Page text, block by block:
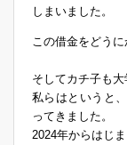
しまいました。
この借金をどうに
そしてカチ子も大
私らはというと
ってきました。
2024年からはじ